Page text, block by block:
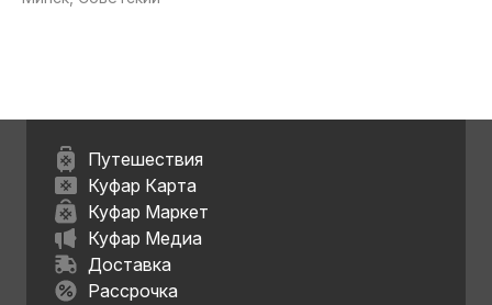
Путешествия
Куфар Карта
Куфар Маркет
Куфар Медиа
Доставка
Рассрочка